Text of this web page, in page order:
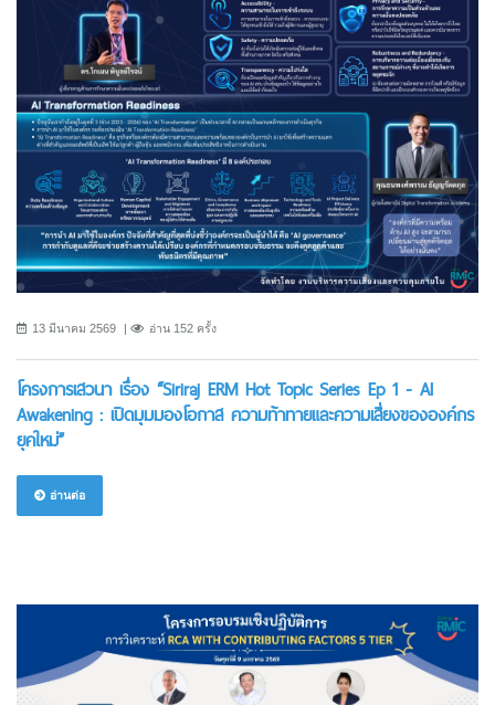
13 มีนาคม 2569 อ่าน 152 ครั้ง
โครงการเสวนา เรื่อง “Siriraj ERM Hot Topic Series Ep 1 - AI
Awakening : เปิดมุมมองโอกาส ความท้าทายและความเสี่ยงขององค์กร
ยุคใหม่”
อ่านต่อ